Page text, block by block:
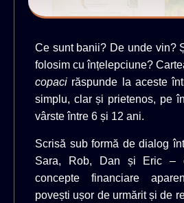
Ce sunt banii? De unde vin?
folosim cu înțelepciune?
copaci răspunde la aceste
simplu, clar și prietenos, pe
vârste între 6 și 12 ani.
Scrisă sub formă de dialog
Sara, Rob, Dan și Eric –
concepte financiare
povești ușor de urmărit și de